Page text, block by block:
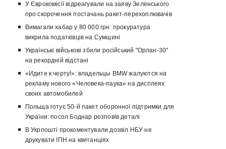
У Єврокомісії відреагували на заяву Зеленського
про скорочення постачань ракет-перехоплювачів
Вимагали хабар у 80 000 грн: прокуратура
викрила податківців на Сумщині
Українські військові збили російський "Орлан-30"
на рекордній відстані
«Идите к черту!»: владельцы BMW жалуются на
рекламу нового «Человека-паука» на дисплеях
своих автомобилей
Польща готує 50-й пакет оборонної підтримки для
України: посол Боднар розповів деталі
В Укрпошті прокоментували дозвіл НБУ не
друкувати ІПН на квитанціях